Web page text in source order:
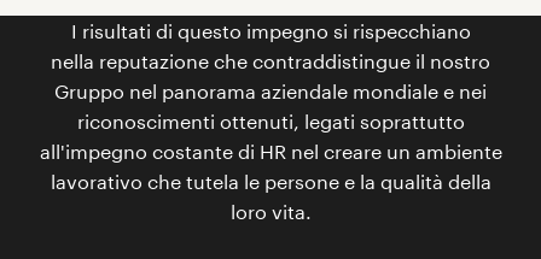
I risultati di questo impegno si rispecchiano
nella reputazione che contraddistingue il nostro
Gruppo nel panorama aziendale mondiale e nei
riconoscimenti ottenuti, legati soprattutto
all'impegno costante di HR nel creare un ambiente
lavorativo che tutela le persone e la qualità della
loro vita.